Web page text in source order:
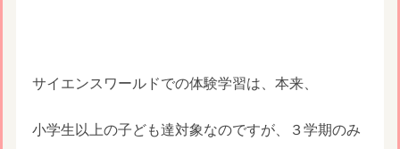
サイエンスワールドでの体験学習は、本来、
小学生以上の子ども達対象なのですが、３学期のみ